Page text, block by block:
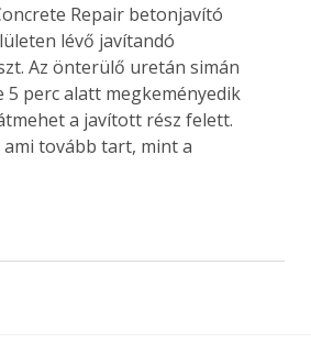
Repair betonjavító
lévő javítandó
Az önterülő uretán simán
perc alatt megkeményedik
a javított rész felett.
tovább tart, mint a